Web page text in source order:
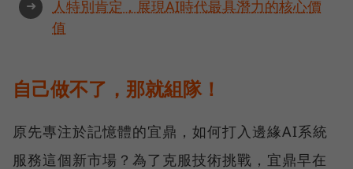
➜
人特別肯定，展現AI時代最具潛力的核心價
值
自己做不了，那就組隊！
原先專注於記憶體的宜鼎，如何打入邊緣AI系統
服務這個新市場？為了克服技術挑戰，宜鼎早在